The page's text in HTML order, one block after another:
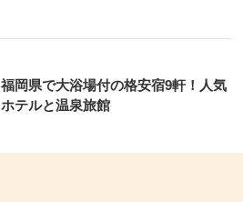
福岡県で大浴場付の格安宿9軒！人気
ホテルと温泉旅館